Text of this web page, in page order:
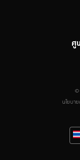
ศู
©
นโยบา